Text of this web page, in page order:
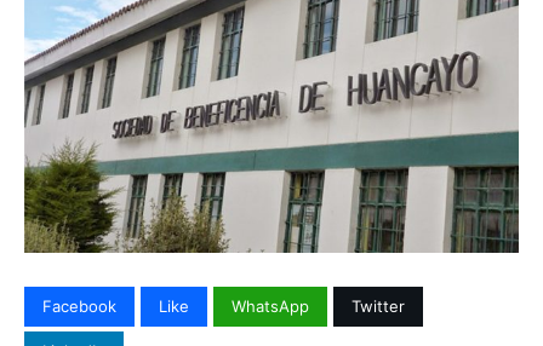
Facebook Like WhatsApp Twitter